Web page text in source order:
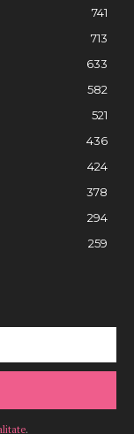
741
713
633
582
521
436
424
378
294
259
.